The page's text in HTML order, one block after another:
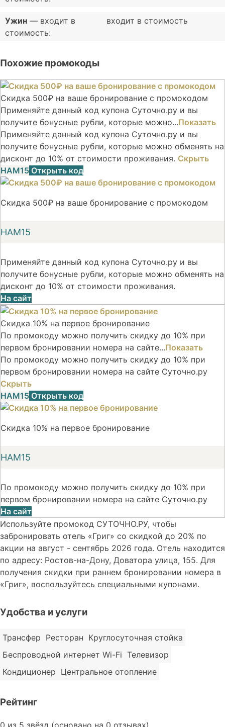
Ужин — входит в
стоимость:
входит в стоимость
Похожие промокоды
Скидка 500₽ на ваше бронирование с промокодом
Применяйте данный код купона Суточно.ру и вы
получите бонусные рубли, которые можно...Показать
Применяйте данный код купона Суточно.ру и вы
получите бонусные рубли, которые можно обменять на
дисконт до 10% от стоимости проживания. Скрыть
НАМ15 Открыть код
Скидка 500₽ на ваше бронирование с промокодом
НАМ15
Применяйте данный код купона Суточно.ру и вы
получите бонусные рубли, которые можно обменять на
дисконт до 10% от стоимости проживания.
На сайт
Скидка 10% на первое бронирование
По промокоду можно получить скидку до 10% при
первом бронировании номера на сайте...Показать
По промокоду можно получить скидку до 10% при
первом бронировании номера на сайте Суточно.ру
Скрыть
НАМ15 Открыть код
Скидка 10% на первое бронирование
НАМ15
По промокоду можно получить скидку до 10% при
первом бронировании номера на сайте Суточно.ру
На сайт
Используйте промокод СУТОЧНО.РУ, чтобы
забронировать отель «Григ» со скидкой до 20% по
акции на август - сентябрь 2026 года. Отель находится
по адресу: Ростов-на-Дону, Доватора улица, 155. Для
получения скидки при раннем бронировании номера в
«Григ», воспользуйтесь специальными купонами.
Удобства и услуги
Трансфер Ресторан Круглосуточная стойка
Беспроводной интернет Wi-Fi Телевизор
Кондиционер Центральное отопление
Рейтинг
Rated
0 из 5 звёзд (основано на 0 отзывах)